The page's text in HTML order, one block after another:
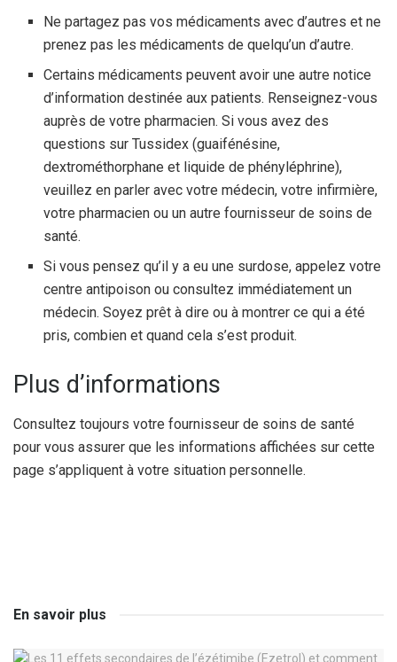
Ne partagez pas vos médicaments avec d’autres et ne
prenez pas les médicaments de quelqu’un d’autre.
Certains médicaments peuvent avoir une autre notice
d’information destinée aux patients. Renseignez-vous
auprès de votre pharmacien. Si vous avez des
questions sur Tussidex (guaifénésine,
dextrométhorphane et liquide de phényléphrine),
veuillez en parler avec votre médecin, votre infirmière,
votre pharmacien ou un autre fournisseur de soins de
santé.
Si vous pensez qu’il y a eu une surdose, appelez votre
centre antipoison ou consultez immédiatement un
médecin. Soyez prêt à dire ou à montrer ce qui a été
pris, combien et quand cela s’est produit.
Plus d’informations
Consultez toujours votre fournisseur de soins de santé
pour vous assurer que les informations affichées sur cette
page s’appliquent à votre situation personnelle.
En savoir plus